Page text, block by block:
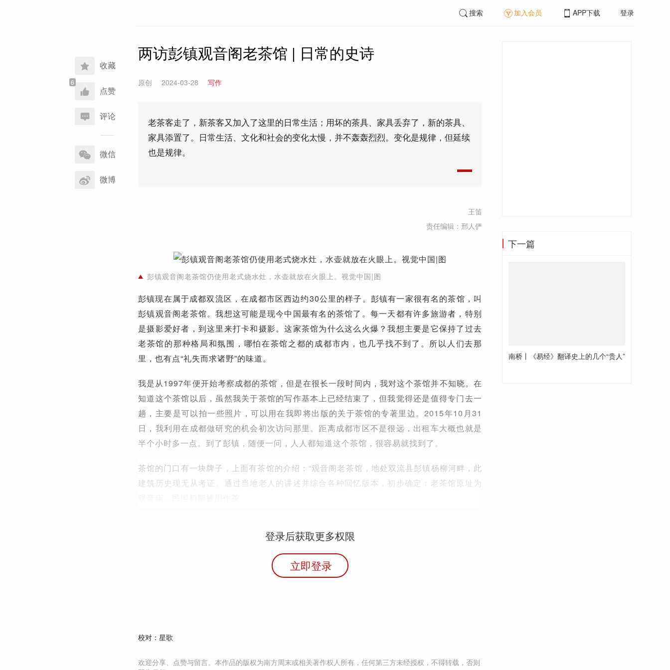
收藏
点赞
评论
享
到
微信
微博
搜索 加入会员 APP下载 登录
两访彭镇观音阁老茶馆 | 日常的史诗
原创 2024-03-28 写作
老茶客走了，新茶客又加入了这里的日常生活；用坏的茶具、家具丢弃了，新的茶具、
家具添置了。日常生活、文化和社会的变化太慢，并不轰轰烈烈。变化是规律，但延续
也是规律。
王笛
责任编辑：邢人俨
彭镇观音阁老茶馆仍使用老式烧水灶，水壶就放在火眼上。视觉中国|图
彭镇现在属于成都双流区，在成都市区西边约30公里的样子。彭镇有一家很有名的茶馆，叫
彭镇观音阁老茶馆。我想这可能是现今中国最有名的茶馆了。每一天都有许多旅游者，特别
是摄影爱好者，到这里来打卡和摄影。这家茶馆为什么这么火爆？我想主要是它保持了过去
老茶馆的那种格局和氛围，哪怕在茶馆之都的成都市内，也几乎找不到了。所以人们去那
里，也有点“礼失而求诸野”的味道。
我是从1997年便开始考察成都的茶馆，但是在很长一段时间内，我对这个茶馆并不知晓。在
知道这个茶馆以后，虽然我关于茶馆的写作基本上已经结束了，但我觉得还是值得专门去一
趟，主要是可以拍一些照片，可以用在我即将出版的关于茶馆的专著里边。2015年10月31
日，我利用在成都做研究的机会初次访问那里。距离成都市区不是很远，出租车大概也就是
半个小时多一点。到了彭镇，随便一问，人人都知道这个茶馆，很容易就找到了。
茶馆的门口有一块牌子，上面有茶馆的介绍：“观音阁老茶馆，地处双流县彭镇杨柳河畔，此
建筑历史现无从考证。通过当地老人的讲述并综合各种回忆版本，初步确定：老茶馆原址为
登录后获取更多权限
立即登录
校对：星歌
欢迎分享、点赞与留言。本作品的版权为南方周末或相关著作权人所有，任何第三方未经授权，不得转载，否则
下一篇
南桥丨《易经》翻译史上的几个“贵人”